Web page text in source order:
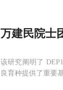
万建民院士
该研究阐明了
良育种提供了重要